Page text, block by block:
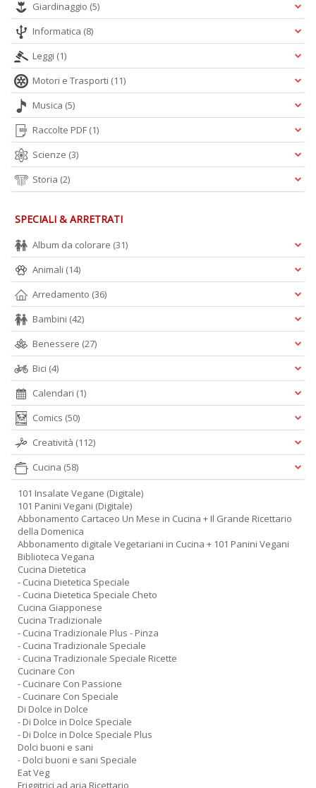
Giardinaggio (5)
Informatica (8)
Leggi (1)
Motori e Trasporti (11)
Musica (5)
Raccolte PDF (1)
Scienze (3)
Storia (2)
SPECIALI & ARRETRATI
Album da colorare (31)
Animali (14)
Arredamento (36)
Bambini (42)
Benessere (27)
Bici (4)
Calendari (1)
Comics (50)
Creatività (112)
Cucina (58)
101 Insalate Vegane (Digitale)
101 Panini Vegani (Digitale)
Abbonamento Cartaceo Un Mese in Cucina + Il Grande Ricettario
della Domenica
Abbonamento digitale Vegetariani in Cucina + 101 Panini Vegani
Biblioteca Vegana
Cucina Dietetica
- Cucina Dietetica Speciale
- Cucina Dietetica Speciale Cheto
Cucina Giapponese
Cucina Tradizionale
- Cucina Tradizionale Plus - Pinza
- Cucina Tradizionale Speciale
- Cucina Tradizionale Speciale Ricette
Cucinare Con
- Cucinare Con Passione
- Cucinare Con Speciale
Di Dolce in Dolce
- Di Dolce in Dolce Speciale
- Di Dolce in Dolce Speciale Plus
Dolci buoni e sani
- Dolci buoni e sani Speciale
Eat Veg
Friggitrici ad aria Ricettario